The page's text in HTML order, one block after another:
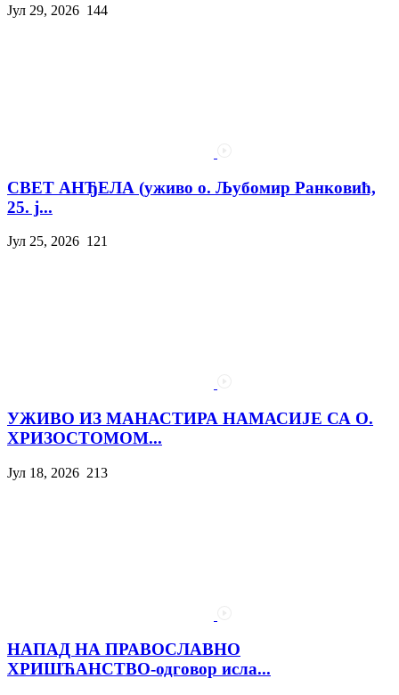
Јул 29, 2026 144
СВЕТ АНЂЕЛА (уживо о. Љубомир Ранковић,
25. ј...
Јул 25, 2026 121
УЖИВО ИЗ МАНАСТИРА НАМАСИЈЕ СА О.
ХРИЗОСТОМОМ...
Јул 18, 2026 213
НАПАД НА ПРАВОСЛАВНО
ХРИШЋАНСТВО-одговор исла...